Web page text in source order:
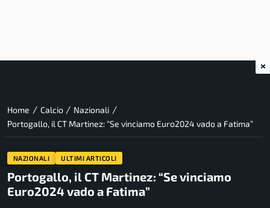
Home / Calcio / Nazionali /
Portogallo, il CT Martinez: “Se vinciamo Euro2024 vado a Fatima”
NAZIONALI ULTIMI ARTICOLI
Portogallo, il CT Martinez: “Se vinciamo
Euro2024 vado a Fatima”
×